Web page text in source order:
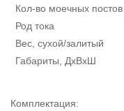
Кол-во моечных постов
Род тока
Вес, сухой/залитый
Габариты, ДхВхШ
Комплектация: